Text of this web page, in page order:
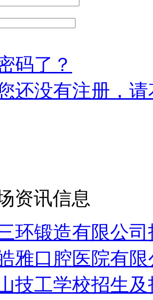
码了？
还没有注册，
资讯信息
环锻造有限公
雅口腔医院有
技工学校招生